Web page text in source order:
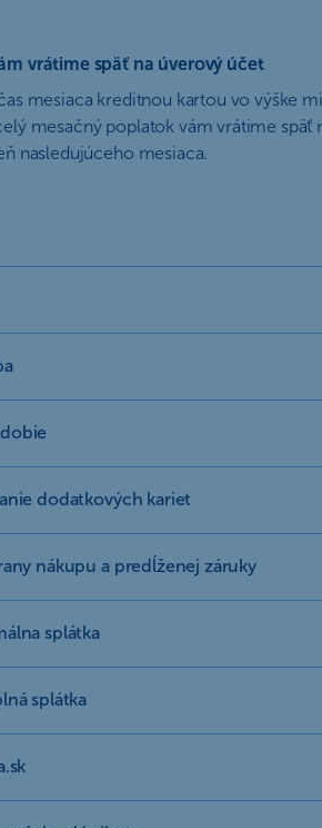
vrátime späť na úverový účet
mesiaca kreditnou kartou vo výške
mesačný poplatok vám vrátime späť
nasledujúceho mesiaca.
dodatkových kariet
nákupu a predĺženej záruky
splátka
splátka